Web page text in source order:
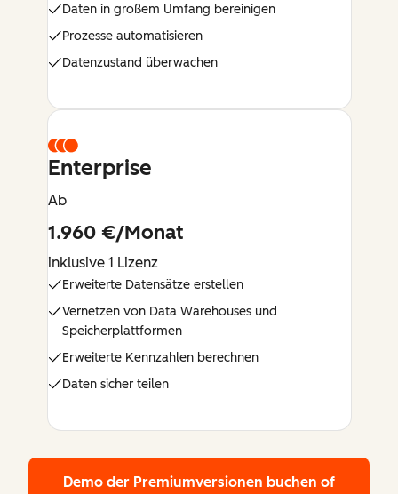
Daten in großem Umfang bereinigen
Prozesse automatisieren
Datenzustand überwachen
Enterprise
Ab
1.960 €/Monat
inklusive 1 Lizenz
Erweiterte Datensätze erstellen
Vernetzen von Data Warehouses und
Speicherplattformen
Erweiterte Kennzahlen berechnen
Daten sicher teilen
Demo der Premiumversionen buchen of